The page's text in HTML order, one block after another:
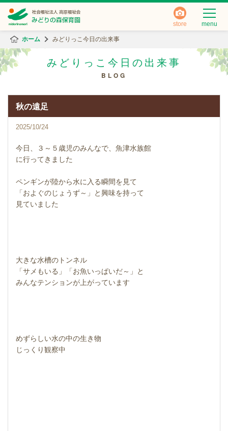
menu
store
ホーム みどりっこ今日の出来事
みどりっこ今日の出来事
BLOG
秋の遠足
2025/10/24
今日、３～５歳児のみんなで、魚津水族館
に行ってきました
ペンギンが陸から水に入る瞬間を見て
「およぐのじょうず～」と興味を持って
見ていました
大きな水槽のトンネル
「サメもいる」「お魚いっぱいだ～」と
みんなテンションが上がっています
めずらしい水の中の生き物
じっくり観察中